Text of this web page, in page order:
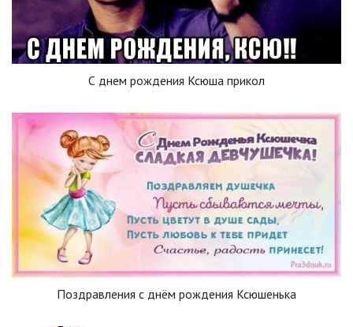
С днем рождения Ксюша прикол
Поздравления с днём рождения Ксюшенька